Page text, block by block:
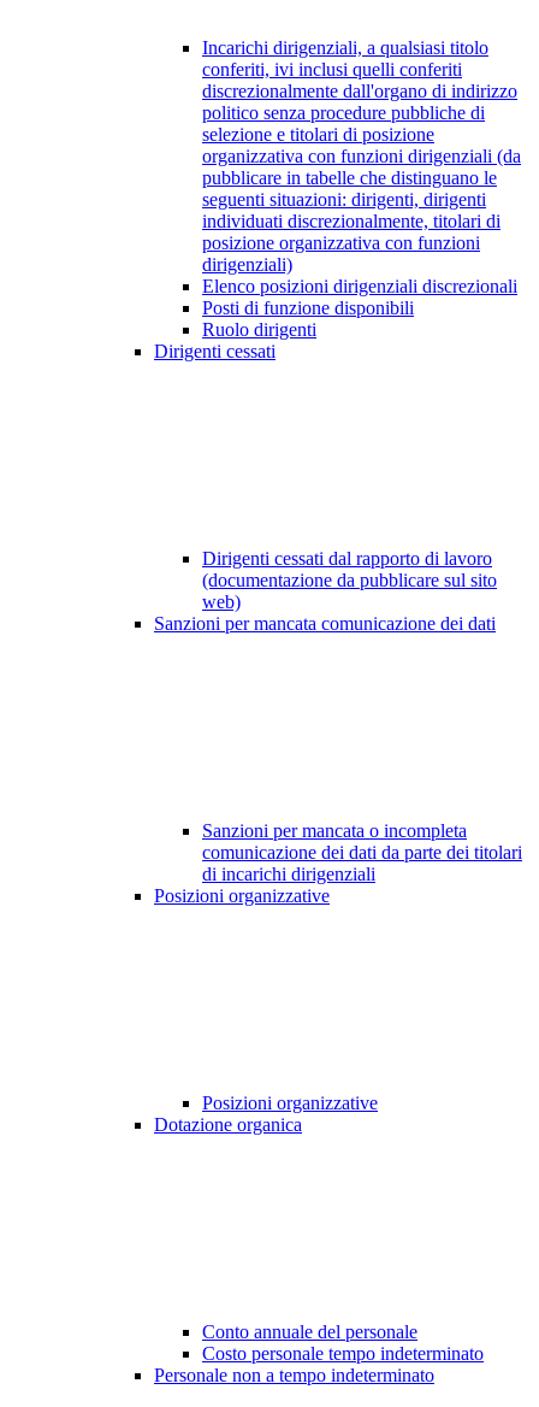
Incarichi dirigenziali, a qualsiasi titolo
conferiti, ivi inclusi quelli conferiti
discrezionalmente dall'organo di indirizzo
politico senza procedure pubbliche di
selezione e titolari di posizione
organizzativa con funzioni dirigenziali (da
pubblicare in tabelle che distinguano le
seguenti situazioni: dirigenti, dirigenti
individuati discrezionalmente, titolari di
posizione organizzativa con funzioni
dirigenziali)
Elenco posizioni dirigenziali discrezionali
Posti di funzione disponibili
Ruolo dirigenti
Dirigenti cessati
Dirigenti cessati dal rapporto di lavoro
(documentazione da pubblicare sul sito
web)
Sanzioni per mancata comunicazione dei dati
Sanzioni per mancata o incompleta
comunicazione dei dati da parte dei titolari
di incarichi dirigenziali
Posizioni organizzative
Posizioni organizzative
Dotazione organica
Conto annuale del personale
Costo personale tempo indeterminato
Personale non a tempo indeterminato